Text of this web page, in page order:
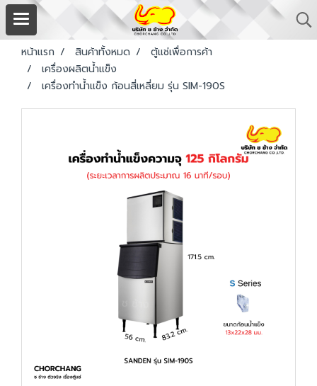
หน้าแรก สินค้าทั้งหมด
ตู้แช่เพื่อการค้า
เครื่องผลิตน้ำแข็ง
เครื่องทำน้ำแข็ง ก้อนสี่เหลี่ยม รุ่น SIM-190S